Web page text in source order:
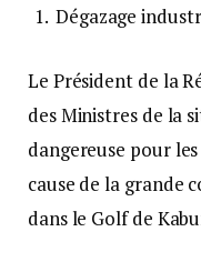
Dégazage
Le Président de la
des Ministres de la
dangereuse pour
cause de la grande
dans le Golf de